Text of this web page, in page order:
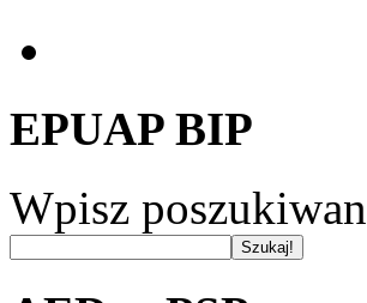
EPUAP BIP
Wpisz